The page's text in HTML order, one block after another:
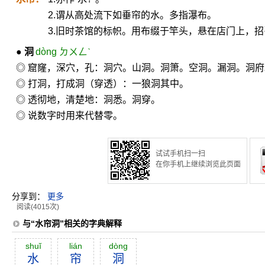
2.谓从高处流下如垂帘的水。多指瀑布。
3.旧时茶馆的标帜。用布缀于竿头，悬在店门上，
● 洞 dòng ㄉㄨㄥˋ
◎ 窟窿，深穴，孔：洞穴。山洞。洞箫。空洞。漏洞。洞
◎ 打洞，打成洞（穿透）：一狼洞其中。
◎ 透彻地，清楚地：洞悉。洞穿。
◎ 说数字时用来代替零。
试试手机扫一扫
在你手机上继续浏览此页面
分享到： 更多
阅读(4015次)
与“水帘洞”相关的字典解释
shuĭ
水
lián
帘
dòng
洞